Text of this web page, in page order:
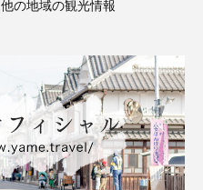
他の地域の観光情報